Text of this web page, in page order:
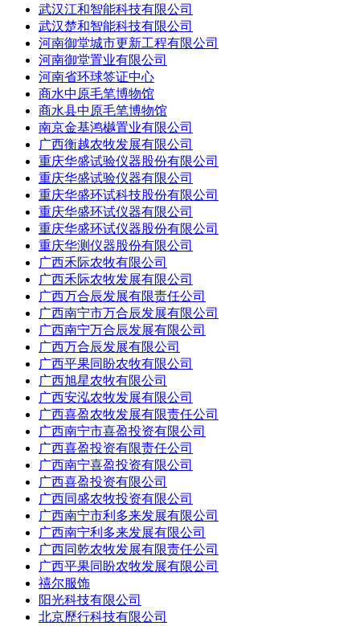
武汉江和智能科技有限公司
武汉楚和智能科技有限公司
河南御堂城市更新工程有限公司
河南御堂置业有限公司
河南省环球签证中心
商水中原毛笔博物馆
商水县中原毛笔博物馆
南京金基鸿樾置业有限公司
广西衡越农牧发展有限公司
重庆华盛试验仪器股份有限公司
重庆华盛试验仪器有限公司
重庆华盛环试科技股份有限公司
重庆华盛环试仪器有限公司
重庆华盛环试仪器股份有限公司
重庆华测仪器股份有限公司
广西禾际农牧有限公司
广西禾际农牧发展有限公司
广西万合辰发展有限责任公司
广西南宁市万合辰发展有限公司
广西南宁万合辰发展有限公司
广西万合辰发展有限公司
广西平果同盼农牧有限公司
广西旭星农牧有限公司
广西安泓农牧发展有限公司
广西喜盈农牧发展有限责任公司
广西南宁市喜盈投资有限公司
广西喜盈投资有限责任公司
广西南宁喜盈投资有限公司
广西喜盈投资有限公司
广西同盛农牧投资有限公司
广西南宁市利多来发展有限公司
广西南宁利多来发展有限公司
广西同乾农牧发展有限责任公司
广西平果同盼农牧发展有限公司
禧尔服饰
阳光科技有限公司
北京歷行科技有限公司